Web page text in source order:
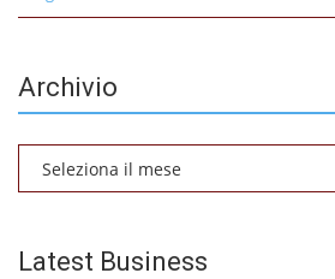
Archivio
Latest Business